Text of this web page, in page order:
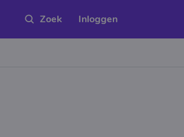
Inloggen